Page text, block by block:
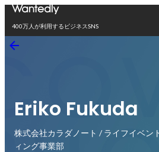
400万人が利用するビジネスSNS
Eriko Fukuda
株式会社カラダノート / ライフイベン
ィング事業部